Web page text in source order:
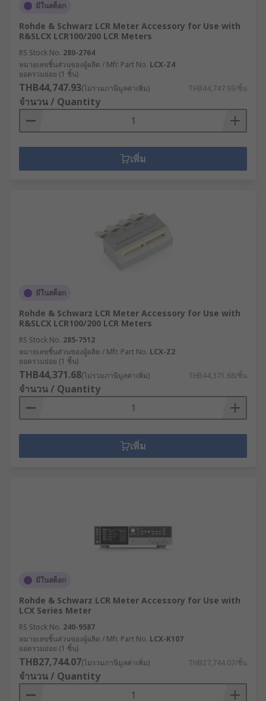
มีในสต็อก
Rohde & Schwarz LCR Meter Accessory for Use with
R&SLCX LCR100/200 LCR Meters
RS Stock No. 280-2764
หมายเลขชิ้นส่วนของผู้ผลิต / Mfr. Part No. LCX-Z4
ยอดรวมย่อย (1 ชิ้น)
THB44,747.93(ไม่รวมภาษีมูลค่าเพิ่ม) THB44,747.93/ชิ้น
จำนวน / Quantity
เพิ่ม
มีในสต็อก
Rohde & Schwarz LCR Meter Accessory for Use with
R&SLCX LCR100/200 LCR Meters
RS Stock No. 285-7512
หมายเลขชิ้นส่วนของผู้ผลิต / Mfr. Part No. LCX-Z2
ยอดรวมย่อย (1 ชิ้น)
THB44,371.68(ไม่รวมภาษีมูลค่าเพิ่ม) THB44,371.68/ชิ้น
จำนวน / Quantity
เพิ่ม
มีในสต็อก
Rohde & Schwarz LCR Meter Accessory for Use with
LCX Series Meter
RS Stock No. 240-9587
หมายเลขชิ้นส่วนของผู้ผลิต / Mfr. Part No. LCX-K107
ยอดรวมย่อย (1 ชิ้น)
THB27,744.07(ไม่รวมภาษีมูลค่าเพิ่ม) THB27,744.07/ชิ้น
จำนวน / Quantity